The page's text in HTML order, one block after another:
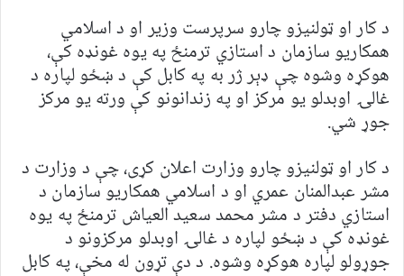
د کار او ټولنیزو چارو سرپرست وزیر او د اسلامي
همکاریو سازمان د استازي ترمنځ په یوه غونډه کې،
هوکړه وشوه چې ډېر ژر به په کابل کې د ښځو لپاره د
غالۍ اوبدلو یو مرکز او په زندانونو کې ورته یو مرکز
جوړ شي.
د کار او ټولنیزو چارو وزارت اعلان کړی، چې د وزارت د
مشر عبدالمنان عمري او د اسلامي همکاریو سازمان د
استازي دفتر د مشر محمد سعید العیاش ترمنځ په یوه
غونډه کې د ښځو لپاره د غالۍ اوبدلو مرکزونو د
جوړولو لپاره هوکړه وشوه. د دې تړون له مخې، په کابل